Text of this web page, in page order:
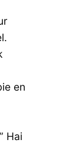
en
Hai